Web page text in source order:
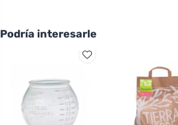
Podría interesarle